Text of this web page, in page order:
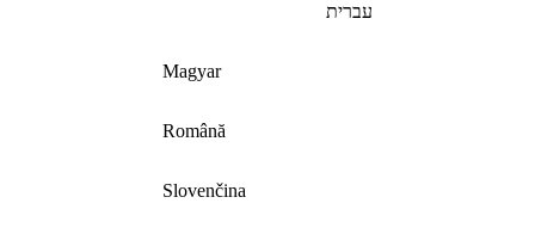
עברית
Magyar
Română
Slovenčina